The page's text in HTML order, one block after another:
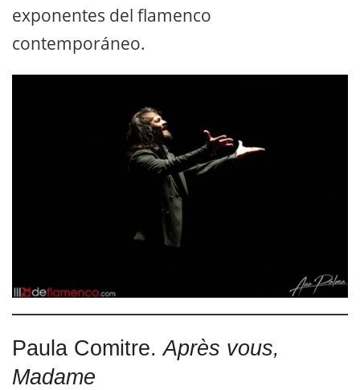
exponentes del flamenco
contemporáneo.
Paula Comitre.Après vous,
Madame